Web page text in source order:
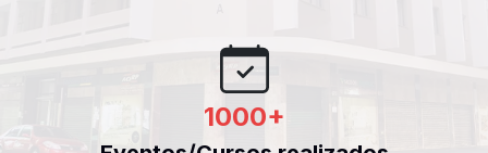
1000+